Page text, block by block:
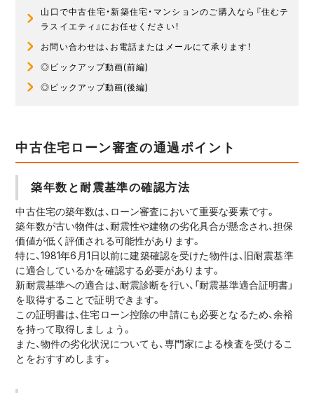
山口で中古住宅・新築住宅・マンションのご購入なら『住むテ
ラスイエティ』にお任せください！
お問い合わせは、お電話またはメールにて承ります！
◎ピックアップ動画(前編)
◎ピックアップ動画(後編)
中古住宅ローン審査の通過ポイント
築年数と耐震基準の確認方法
中古住宅の築年数は、ローン審査において重要な要素です。
築年数が古い物件は、耐震性や建物の劣化具合が懸念され、担保
価値が低く評価される可能性があります。
特に、1981年6月1日以前に建築確認を受けた物件は、旧耐震基準
に適合しているかを確認する必要があります。
新耐震基準への適合は、耐震診断を行い、「耐震基準適合証明書」
を取得することで証明できます。
この証明書は、住宅ローン控除の申請にも必要となるため、余裕
を持って取得しましょう。
また、物件の劣化状況についても、専門家による検査を受けるこ
とをおすすめします。